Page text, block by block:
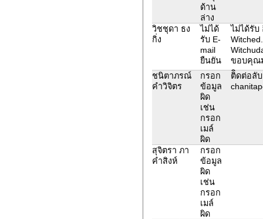
ด้าน
ล่าง
วิชชุดา ธง
กิ่ง
ไม่ได้
รับ E-
mail
ยืนยัน
ไม่ได้รับ
ขอบคุณ
ชนิตาภรณ์
คำวิจิตร
กรอก
ข้อมูล
ผิด
เช่น
กรอก
เมล์
ผิด
ติิดต่อลั
สุจิตรา ภา
คำสิงห์
กรอก
ข้อมูล
ผิด
เช่น
กรอก
เมล์
ผิด